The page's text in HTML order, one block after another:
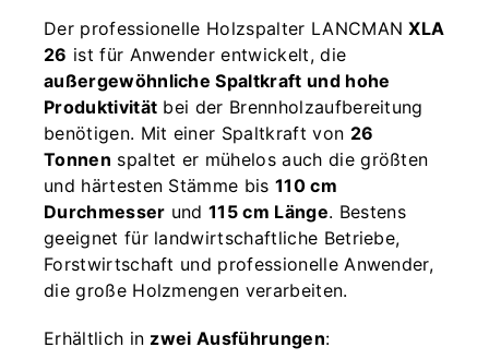
Der professionelle Holzspalter LANCMANXLA
26 ist für Anwender entwickelt, die
außergewöhnliche Spaltkraft und hohe
Produktivität bei der Brennholzaufbereitung
benötigen. Mit einer Spaltkraft von 26
Tonnen spaltet er mühelos auch die größten
und härtesten Stämme bis110 cm
Durchmesser und115 cm Länge. Bestens
geeignet für landwirtschaftliche Betriebe,
Forstwirtschaft und professionelle Anwender,
die große Holzmengen verarbeiten.
Erhältlich in zwei Ausführungen: